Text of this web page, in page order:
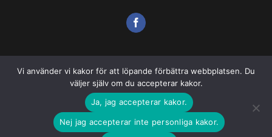
VILLKOR
Vi använder vi kakor för att löpande förbättra webbplatsen. Du
väljer själv om du accepterar kakor.
Ja, jag accepterar kakor.
Nej jag accepterar inte personliga kakor.